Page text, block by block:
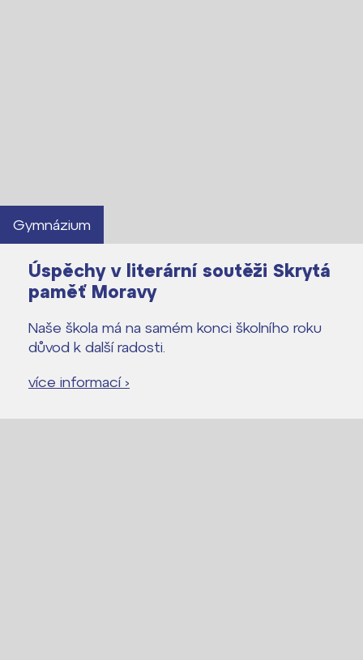
Gymnázium
Úspěchy v literární soutěži Skrytá
paměť Moravy
Naše škola má na samém konci školního roku
důvod k další radosti.
více informací ›